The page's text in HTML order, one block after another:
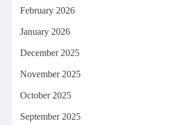
February 2026
January 2026
December 2025
November 2025
October 2025
September 2025